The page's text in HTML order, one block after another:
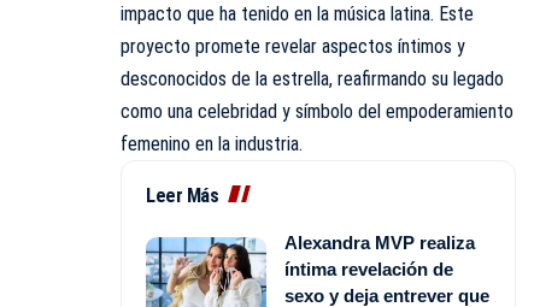
impacto que ha tenido en la música latina. Este
proyecto promete revelar aspectos íntimos y
desconocidos de la estrella, reafirmando su legado
como una celebridad y símbolo del empoderamiento
femenino en la industria.
Leer Más
Alexandra MVP realiza
íntima revelación de
sexo y deja entrever que